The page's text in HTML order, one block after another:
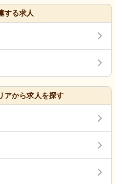
する求人
アから求人を探す